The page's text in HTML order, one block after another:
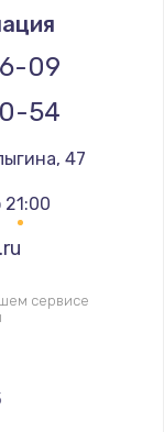
09
54
47
сервисе